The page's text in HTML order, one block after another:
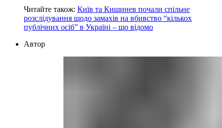
Читайте також: Київ та Кишинев почали спільне
розслідування щодо замахів на вбивство “кількох
публічних осіб” в Україні – що відомо
Автор